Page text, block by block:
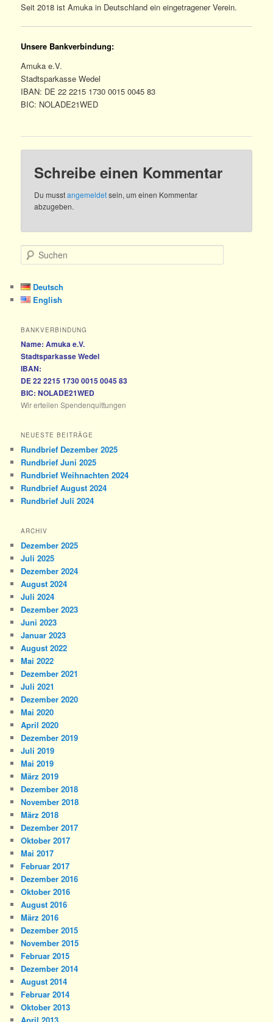
Seit 2018 ist Amuka in Deutschland ein eingetragener Verein.
Unsere Bankverbindung:
Amuka e.V.
Stadtsparkasse Wedel
IBAN: DE 22 2215 1730 0015 0045 83
BIC: NOLADE21WED
Schreibe einen Kommentar
Du musstangemeldetsein, um einen Kommentar
abzugeben.
u
h
e
Deutsch
English
BANKVERBINDUNG
Name: Amuka e.V.
Stadtsparkasse Wedel
IBAN:
DE 22 2215 1730 0015 0045 83
BIC: NOLADE21WED
Wir erteilen Spendenquittungen
NEUESTE BEITRÄGE
Rundbrief Dezember 2025
Rundbrief Juni 2025
Rundbrief Weihnachten 2024
Rundbrief August 2024
Rundbrief Juli 2024
ARCHIV
Dezember 2025
Juli 2025
Dezember 2024
August 2024
Juli 2024
Dezember 2023
Juni 2023
Januar 2023
August 2022
Mai 2022
Dezember 2021
Juli 2021
Dezember 2020
Mai 2020
April 2020
Dezember 2019
Juli 2019
Mai 2019
März 2019
Dezember 2018
November 2018
März 2018
Dezember 2017
Oktober 2017
Mai 2017
Februar 2017
Dezember 2016
Oktober 2016
August 2016
März 2016
Dezember 2015
November 2015
Februar 2015
Dezember 2014
August 2014
Februar 2014
Oktober 2013